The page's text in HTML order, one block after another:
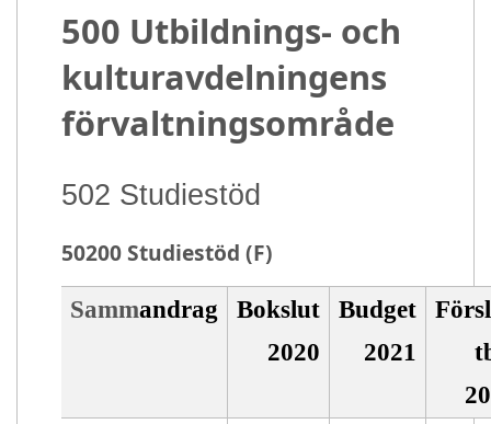
500 Utbildnings- och
kulturavdelningens
förvaltningsområde
502 Studiestöd
50200 Studiestöd (F)
Sammandrag
Bokslut
2020
Budget
2021